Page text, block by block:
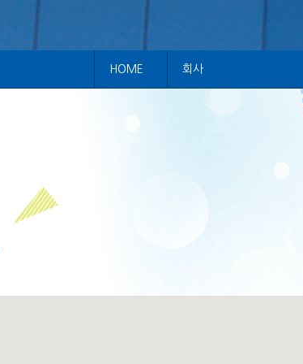
HOME 회사